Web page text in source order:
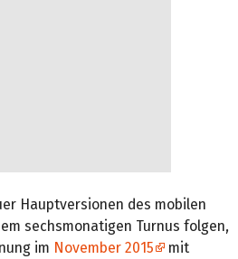
Hauptversionen des mobilen
sechsmonatigen Turnus folgen,
im November 2015
mit